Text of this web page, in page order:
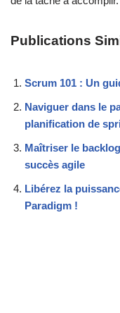
Publications
Scrum 101 : Un
Naviguer dans le
planification de
Maîtriser le
succès agile
Libérez la
Paradigm !